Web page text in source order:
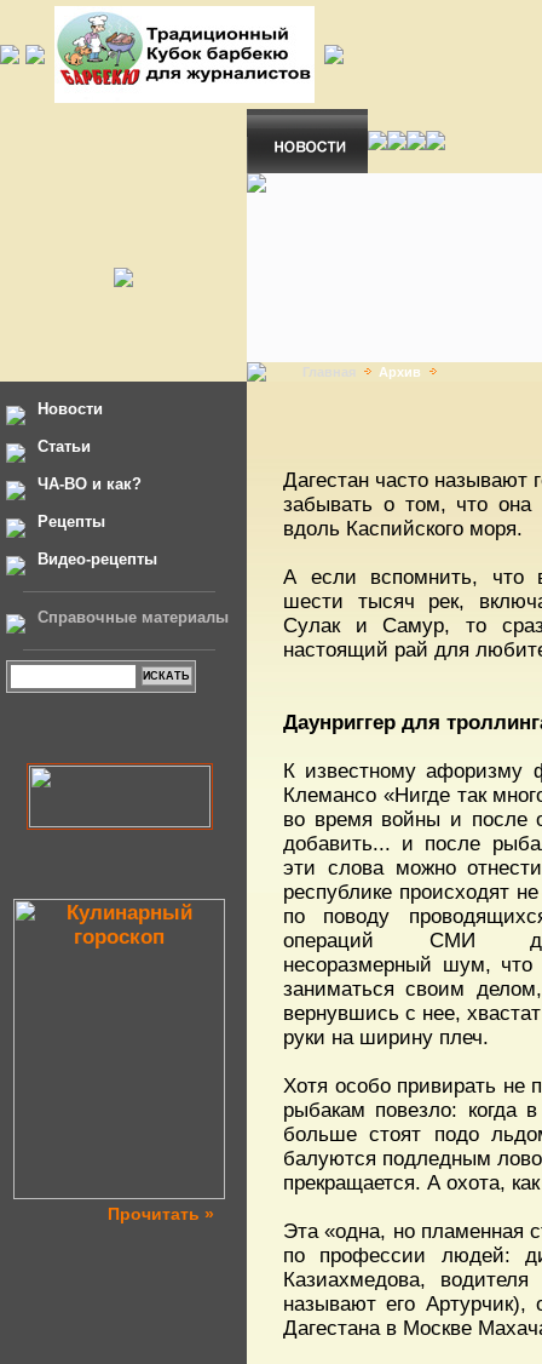
Главная Архив
Новости
Статьи
ЧА-ВО и как?
Рецепты
Видео-рецепты
Справочные материалы
Прочитать »
Дагестан часто называют
забывать о том, что она
вдоль Каспийского моря.
А если вспомнить, что
шести тысяч рек,
Сулак и Самур, то
настоящий рай для
Даунриггер для
К известному афоризму
Клемансо «Нигде так
во время войны и после
добавить... и после
эти слова можно
республике происходят
по поводу
операций СМИ
несоразмерный шум,
заниматься своим
вернувшись с нее,
руки на ширину плеч.
Хотя особо привирать не
рыбакам повезло: когда
больше стоят подо
балуются подледным
прекращается. А охота,
Эта «одна, но пламенная
по профессии людей:
Казиахмедова,
называют его Артурчик),
Дагестана в Москве